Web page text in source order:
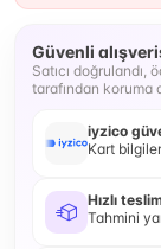
Güvenli
Satıcı
tarafından koruma
iyzico
Kart
Hızlı
Tahmini